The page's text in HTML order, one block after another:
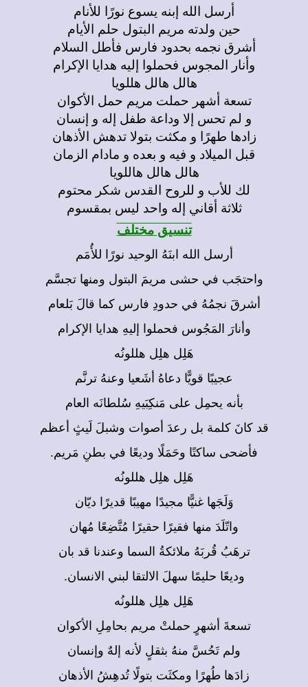
أرسل الله إبنه يسوع نورًا للأنام
حين ولدته مريم البتول حلم الأيام
أشرق نجمه بحدود فارس فأطل السلام
وأنار المجوس فحملوا إليه هدايا الإكرام
هالل هالل هللويا
تسعة أشهر حملت مريم حمل الأكوان
و لم تحس إلا وداعة طفل إله و إنسان
زادها طهرًا و مكثت بتولا تدهش الأذهان
قبل الميلاد و فيه و بعده و مادام الزمان
هالل هالل هاللويا
لك للأب و للروح القدس شكر محتوم
ثلاثة أقاني إله واحد ليس بمقسوم
تنسيق مختلف
أرسل الله ابنَهُ الوحيد نورًا للأُمَم
واحتجَب في حشى مريمَ البتول ومنها تجسَّم
أشرقَ نجمُهُ في حدودِ فارس كما قالَ بَلعام
وأنارَ المَجُوس فحملوا إليهِ هدايا الإكرام
هَلِل هلِل هللونُه
عجيبًا قويًّا دعاهُ أشَعيا وعنهُ ترنَّم
بأنه يحمِل على مَنكِبَيهِ سُلطانَه العام
قد كانَ كلمة بل رعدَ أصوات وشبلَ لَيثٍ أعظم
فأضحى ساكتًا وحَمَلًا وديعًا في بطنِ مَريم.
هَلِل هلِل هللونُه
وَلَجَها غنيًّا مجيدًا مهيبًا قديرًا ديّان
واتّلَدَ منها فقيرًا حقيرًا مُتَّضِعًا مُهان
ترهَبُ قُربَهُ ملائكةُ السما وعندنا قد بان
وديعًا حليمًا سهلَ الالتقا لبني الانسان.
هَلِل هلِل هللونُه
تسعةَ أشهرٍ حملتْ مريم بحامِلِ الأكوان
ولم تَحُسَّ منهُ بثقلٍ لأنه إلهٌ وإنسان
زادَها طُهرًا ومكثَت بتولًا تُدهِشُ الأذهان